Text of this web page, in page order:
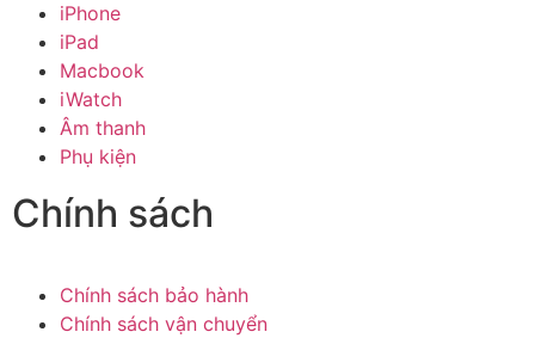
iPhone
iPad
Macbook
iWatch
Âm thanh
Phụ kiện
Chính sách
Chính sách bảo hành
Chính sách vận chuyển